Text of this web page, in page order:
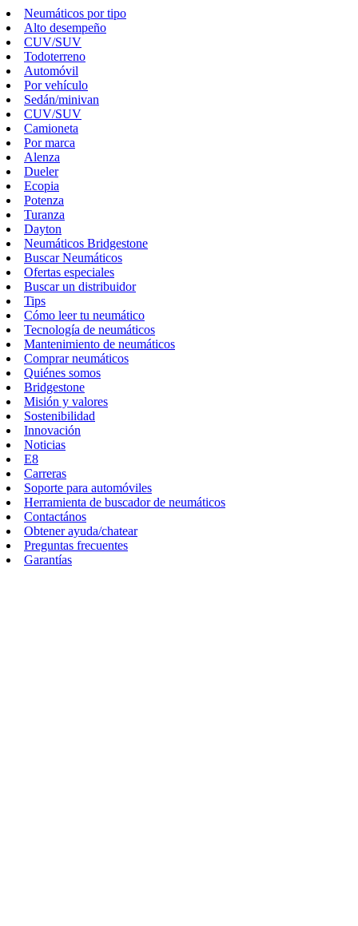
Neumáticos por tipo
Alto desempeño
CUV/SUV
Todoterreno
Automóvil
Por vehículo
Sedán/minivan
CUV/SUV
Camioneta
Por marca
Alenza
Dueler
Ecopia
Potenza
Turanza
Dayton
Neumáticos Bridgestone
Buscar Neumáticos
Ofertas especiales
Buscar un distribuidor
Tips
Cómo leer tu neumático
Tecnología de neumáticos
Mantenimiento de neumáticos
Comprar neumáticos
Quiénes somos
Bridgestone
Misión y valores
Sostenibilidad
Innovación
Noticias
E8
Carreras
Soporte para automóviles
Herramienta de buscador de neumáticos
Contactános
Obtener ayuda/chatear
Preguntas frecuentes
Garantías